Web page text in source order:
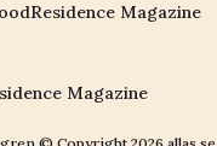
Residence Magazine
Magazine